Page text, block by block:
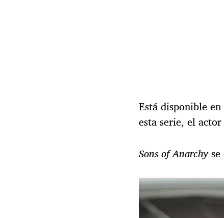
Está disponible
esta serie, el
Sons of Anarchyse